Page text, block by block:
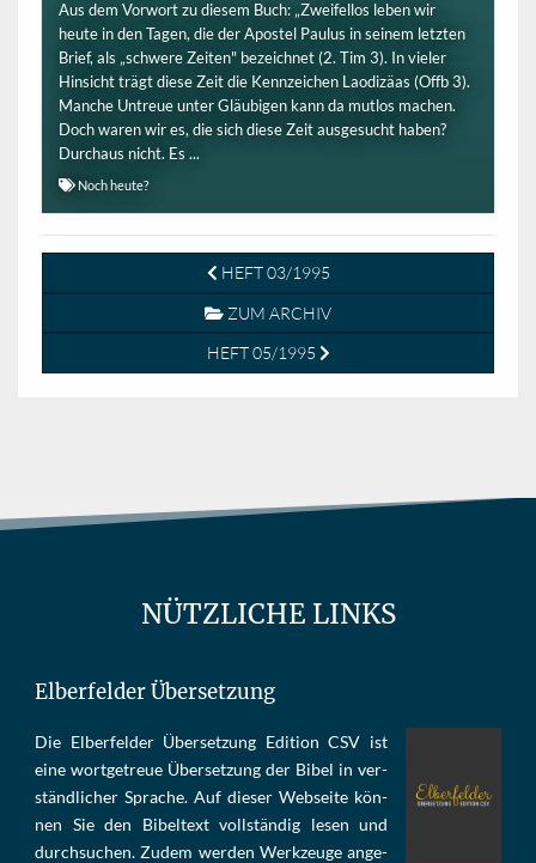
Aus dem Vorwort zu diesem Buch: „Zweifellos leben wir
heute in den Tagen, die der Apostel Paulus in seinem letzten
Brief, als „schwere Zeiten" bezeichnet (2. Tim 3). In vieler
Hinsicht trägt diese Zeit die Kennzeichen Laodizäas (Offb 3).
Manche Untreue unter Gläubigen kann da mutlos machen.
Doch waren wir es, die sich diese Zeit ausgesucht haben?
Durchaus nicht. Es ...
Noch heute?
HEFT 03/1995
ZUM ARCHIV
HEFT 05/1995
NÜTZLICHE LINKS
Elberfelder Übersetzung
Die Elber­fel­der Über­set­zung Edi­tion CSV ist
eine wort­ge­treue Über­set­zung der Bi­bel in ver­
ständ­li­cher Spra­che. Auf die­ser Web­sei­te kön­
nen Sie den Bi­bel­text voll­stän­dig le­sen und
durch­su­chen. Zu­dem wer­den Werk­zeu­ge an­ge­